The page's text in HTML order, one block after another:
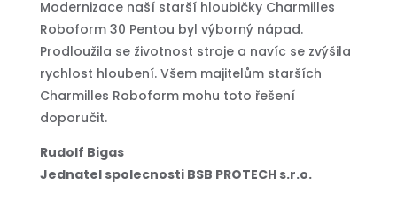
Modernizace naší starší hloubičky Charmilles
Roboform 30 Pentou byl výborný nápad.
Prodloužila se životnost stroje a navíc se zvýšila
rychlost hloubení. Všem majitelům starších
Charmilles Roboform mohu toto řešení
doporučit.
Rudolf Bigas
Jednatel spolecnosti BSB PROTECH s.r.o.